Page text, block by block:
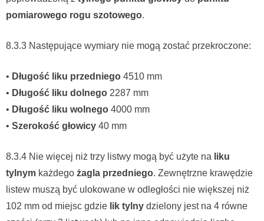
pomiarowego rogu szotowego.
8.3.3 Następujące wymiary nie mogą zostać przekroczone:
• Długość liku przedniego 4510 mm
• Długość liku dolnego 2287 mm
• Długość liku wolnego 4000 mm
• Szerokość głowicy 40 mm
8.3.4 Nie więcej niż trzy listwy mogą być użyte na liku
tylnym każdego żagla przedniego. Zewnętrzne krawędzie
listew muszą być ulokowane w odległości nie większej niż
102 mm od miejsc gdzie lik tylny dzielony jest na 4 równe